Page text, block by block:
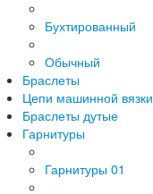
Бухтированный
Обычный
Браслеты
Цепи машинной вязки
Браслеты дутые
Гарнитуры
Гарнитуры 01